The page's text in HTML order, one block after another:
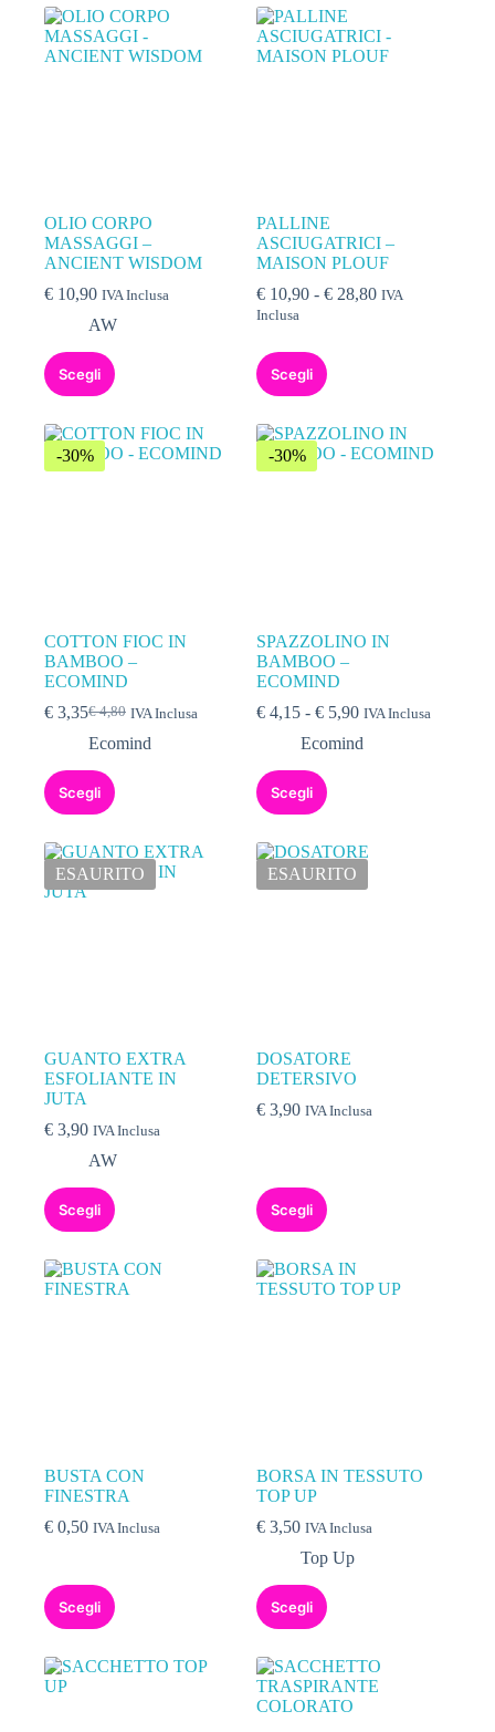
OLIO CORPO
MASSAGGI –
ANCIENT WISDOM
€ 10,90 IVA Inclusa
AW
Scegli
PALLINE
ASCIUGATRICI –
MAISON PLOUF
€ 10,90 - € 28,80 IVA
Inclusa
Scegli
-30%
COTTON FIOC IN
BAMBOO –
ECOMIND
€4,80
€ 3,35 IVA Inclusa
Ecomind
Scegli
-30%
SPAZZOLINO IN
BAMBOO –
ECOMIND
€ 4,15 - € 5,90 IVA Inclusa
Ecomind
Scegli
ESAURITO
GUANTO EXTRA
ESFOLIANTE IN
JUTA
€ 3,90 IVA Inclusa
AW
Scegli
ESAURITO
DOSATORE
DETERSIVO
€ 3,90 IVA Inclusa
Scegli
BUSTA CON
FINESTRA
€ 0,50 IVA Inclusa
Scegli
BORSA IN TESSUTO
TOP UP
€ 3,50 IVA Inclusa
Top Up
Scegli